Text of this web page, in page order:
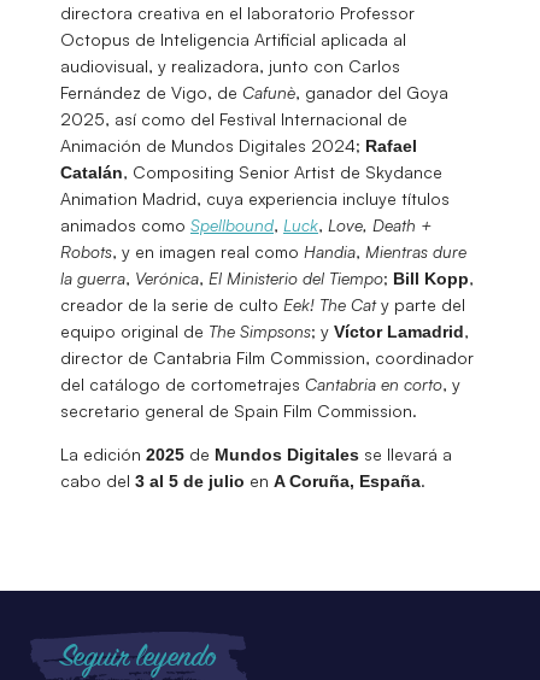
directora creativa en el laboratorio Professor
Octopus de Inteligencia Artificial aplicada al
audiovisual, y realizadora, junto con Carlos
Fernández de Vigo, de Cafunè, ganador del Goya
2025, así como del Festival Internacional de
Animación de Mundos Digitales 2024; Rafael
Catalán, Compositing Senior Artist de Skydance
Animation Madrid, cuya experiencia incluye títulos
animados como Spellbound, Luck, Love, Death +
Robots, y en imagen real como Handia, Mientras dure
la guerra, Verónica, El Ministerio del Tiempo; Bill Kopp,
creador de la serie de culto Eek! The Caty parte del
equipo original de The Simpsons; y Víctor Lamadrid,
director de Cantabria Film Commission, coordinador
del catálogo de cortometrajes Cantabria en corto, y
secretario general de Spain Film Commission.
La edición 2025 de Mundos Digitales se llevará a
cabo del 3 al 5 de julio en A Coruña, España.
Seguir leyendo